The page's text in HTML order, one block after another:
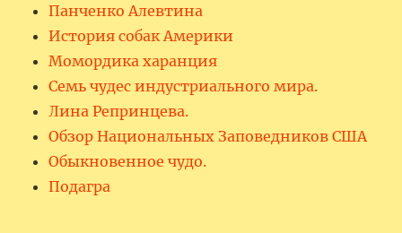
Панченко Алевтина
История собак Америки
Момордика харанция
Семь чудес индустриального мира.
Лина Репринцева.
Обзор Национальных Заповедников США
Обыкновенное чудо.
Подагра